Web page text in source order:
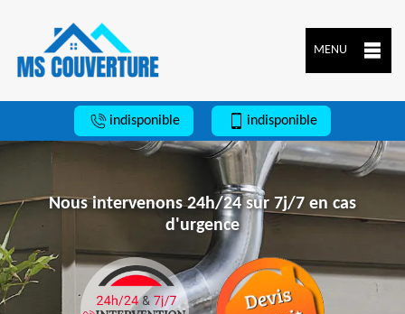
MENU
indisponible indisponible
Nous intervenons 24h/24 sur 7j/7 en cas
d'urgence